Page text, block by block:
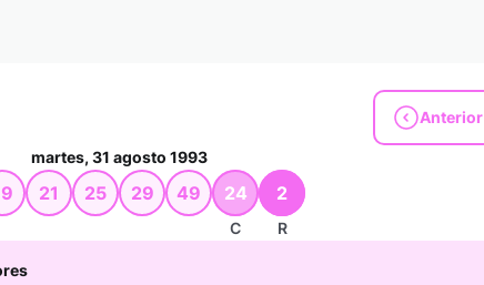
Anterior
martes, 31 agosto 1993
21 25 29 49 24
C
2
R